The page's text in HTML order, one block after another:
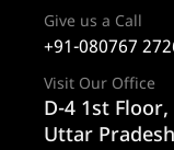
Give us a Call
+91-080767
Visit Our Office
D-4 1st
Uttar